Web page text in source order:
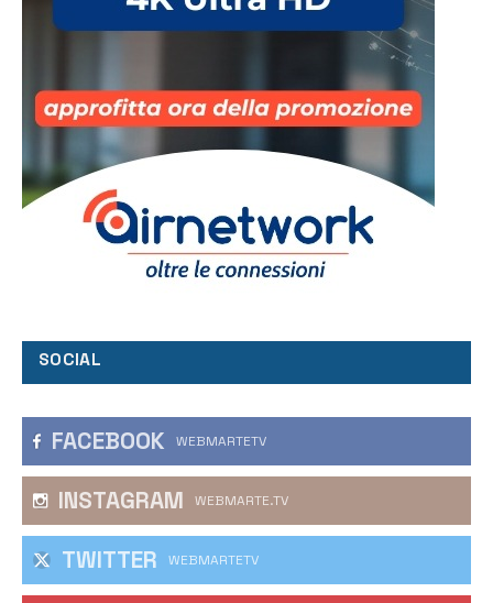
SOCIAL
FACEBOOK WEBMARTETV
INSTAGRAM WEBMARTE.TV
TWITTER WEBMARTETV